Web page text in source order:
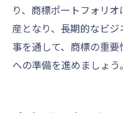
り、商標ポートフォリ
産となり、長期的なビ
事を通して、商標の重
への準備を進めましょう。